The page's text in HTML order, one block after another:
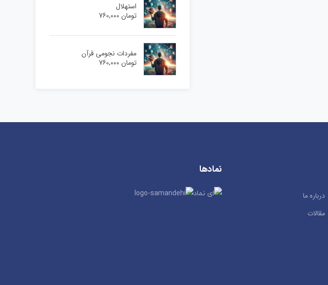
استهلال
تومان
مفردات نجومی قرآن
تومان
درباره ما
مقالات
نمادها